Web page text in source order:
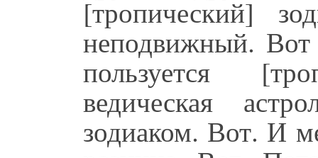
[тропический]
неподвижный. Вот
пользуется
ведическая
зодиаком. Вот. И